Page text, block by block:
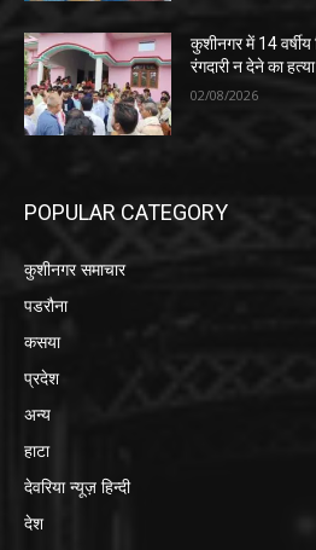
कुशीनगर में 14 वर्षीय
रंगदारी न देने का
02/08/2026
POPULAR CATEGORY
कुशीनगर समाचार
पडरौना
कसया
प्रदेश
अन्य
हाटा
देवरिया न्यूज़ हिन्दी
देश